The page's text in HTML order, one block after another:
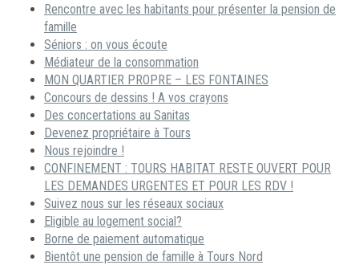
Rencontre avec les habitants pour présenter la pension de
famille
Séniors : on vous écoute
Médiateur de la consommation
MON QUARTIER PROPRE – LES FONTAINES
Concours de dessins ! A vos crayons
Des concertations au Sanitas
Devenez propriétaire à Tours
Nous rejoindre !
CONFINEMENT : TOURS HABITAT RESTE OUVERT POUR
LES DEMANDES URGENTES ET POUR LES RDV !
Suivez nous sur les réseaux sociaux
Eligible au logement social?
Borne de paiement automatique
Bientôt une pension de famille à Tours Nord